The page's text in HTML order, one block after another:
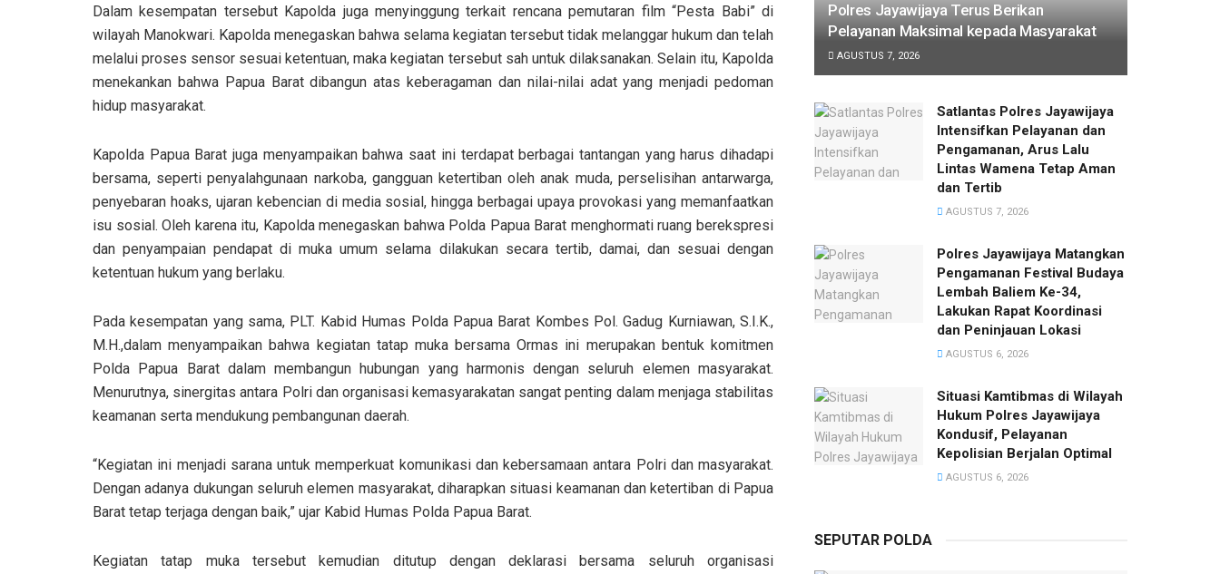
Dalam kesempatan tersebut Kapolda juga menyinggung terkait rencana pemutaran film “Pesta Babi” di
wilayah Manokwari. Kapolda menegaskan bahwa selama kegiatan tersebut tidak melanggar hukum dan telah
melalui proses sensor sesuai ketentuan, maka kegiatan tersebut sah untuk dilaksanakan. Selain itu, Kapolda
menekankan bahwa Papua Barat dibangun atas keberagaman dan nilai-nilai adat yang menjadi pedoman
hidup masyarakat.
Kapolda Papua Barat juga menyampaikan bahwa saat ini terdapat berbagai tantangan yang harus dihadapi
bersama, seperti penyalahgunaan narkoba, gangguan ketertiban oleh anak muda, perselisihan antarwarga,
penyebaran hoaks, ujaran kebencian di media sosial, hingga berbagai upaya provokasi yang memanfaatkan
isu sosial. Oleh karena itu, Kapolda menegaskan bahwa Polda Papua Barat menghormati ruang berekspresi
dan penyampaian pendapat di muka umum selama dilakukan secara tertib, damai, dan sesuai dengan
ketentuan hukum yang berlaku.
Pada kesempatan yang sama, PLT. Kabid Humas Polda Papua Barat Kombes Pol. Gadug Kurniawan, S.I.K.,
M.H.,dalam menyampaikan bahwa kegiatan tatap muka bersama Ormas ini merupakan bentuk komitmen
Polda Papua Barat dalam membangun hubungan yang harmonis dengan seluruh elemen masyarakat.
Menurutnya, sinergitas antara Polri dan organisasi kemasyarakatan sangat penting dalam menjaga stabilitas
keamanan serta mendukung pembangunan daerah.
“Kegiatan ini menjadi sarana untuk memperkuat komunikasi dan kebersamaan antara Polri dan masyarakat.
Dengan adanya dukungan seluruh elemen masyarakat, diharapkan situasi keamanan dan ketertiban di Papua
Barat tetap terjaga dengan baik,” ujar Kabid Humas Polda Papua Barat.
Kegiatan tatap muka tersebut kemudian ditutup dengan deklarasi bersama seluruh organisasi
Polres Jayawijaya Terus Berikan
Pelayanan Maksimal kepada Masyarakat
AGUSTUS 7, 2026
Satlantas Polres Jayawijaya
Intensifkan Pelayanan dan
Pengamanan, Arus Lalu
Lintas Wamena Tetap Aman
dan Tertib
AGUSTUS 7, 2026
Polres Jayawijaya Matangkan
Pengamanan Festival Budaya
Lembah Baliem Ke-34,
Lakukan Rapat Koordinasi
dan Peninjauan Lokasi
AGUSTUS 6, 2026
Situasi Kamtibmas di Wilayah
Hukum Polres Jayawijaya
Kondusif, Pelayanan
Kepolisian Berjalan Optimal
AGUSTUS 6, 2026
SEPUTAR POLDA